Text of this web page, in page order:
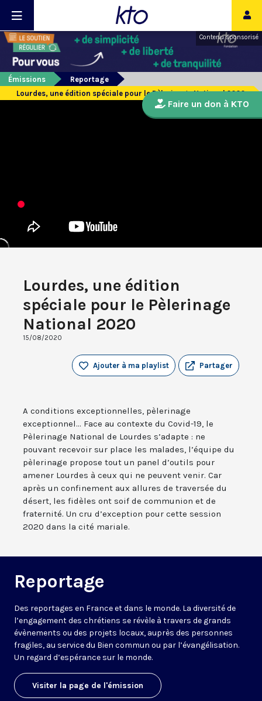
Contenu sponsorisé
Émissions
Reportage
Lourdes, une édition spéciale pour le Pèlerinage National 2020
Lourdes, une édition
spéciale pour le Pèlerinage
National 2020
15/08/2020
Partager
Ajouter à ma playlist
A conditions exceptionnelles, pèlerinage
exceptionnel... Face au contexte du Covid-19, le
Pèlerinage National de Lourdes s’adapte : ne
pouvant recevoir sur place les malades, l’équipe du
pèlerinage propose tout un panel d’outils pour
amener Lourdes à ceux qui ne peuvent venir. Car
après un confinement aux allures de traversée du
désert, les fidèles ont soif de communion et de
fraternité. Un cru d’exception pour cette session
2020 dans la cité mariale.
Reportage
Des reportages en France et dans le monde. La diversité de
l’engagement des chrétiens se révèle à travers de grands
évènements ou des projets locaux, auprès des personnes
fragiles, au service du Bien commun ou par l’évangélisation.
Un regard d’espérance sur le monde.
Visiter la page de l'émission
Faire un don à KTO